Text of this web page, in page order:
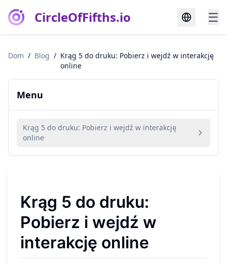
CircleOfFifths.io ☰
Dom / Blog / Krąg 5 do druku: Pobierz i wejdź w interakcję
online
Menu
Krąg 5 do druku: Pobierz i wejdź w interakcję
online
Krąg 5 do druku:
Pobierz i wejdź w
interakcję online